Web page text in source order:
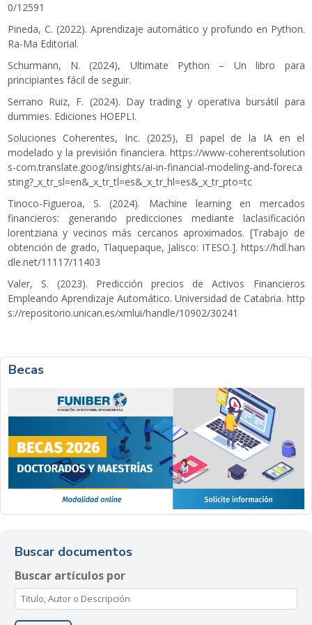
0/12591
Pineda, C. (2022). Aprendizaje automático y profundo en Python.
Ra-Ma Editorial.
Schurmann, N. (2024), Ultimate Python – Un libro para
principiantes fácil de seguir.
Serrano Ruiz, F. (2024). Day trading y operativa bursátil para
dummies. Ediciones HOEPLI.
Soluciones Coherentes, Inc. (2025), El papel de la IA en el
modelado y la previsión financiera. https://www-coherentsolution
s-com.translate.goog/insights/ai-in-financial-modeling-and-foreca
sting?_x_tr_sl=en&_x_tr_tl=es&_x_tr_hl=es&_x_tr_pto=tc
Tinoco-Figueroa, S. (2024). Machine learning en mercados
financieros: generando predicciones mediante laclasificación
lorentziana y vecinos más cercanos aproximados. [Trabajo de
obtención de grado, Tlaquepaque, Jalisco: ITESO.]. https://hdl.han
dle.net/11117/11403
Valer, S. (2023). Predicción precios de Activos Financieros
Empleando Aprendizaje Automático. Universidad de Catabria. http
s://repositorio.unican.es/xmlui/handle/10902/30241
Becas
Buscar documentos
Buscar artículos por